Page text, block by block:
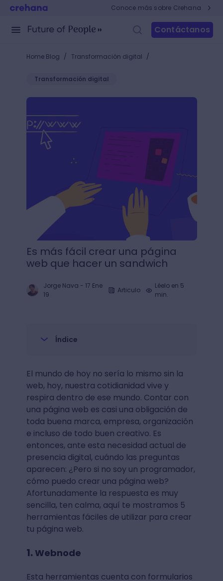
Conoce más sobre Crehana
Contáctanos
Home Blog / Transformación digital /
Transformación digital
Es más fácil crear una página web que hacer un
Es más fácil crear una página
web que hacer un sandwich
Jorge Nava - 17 Ene
19
Articulo
Léelo en 5
min.
Índice
El mundo de hoy no sería lo mismo sin la
web, hoy, nuestra cotidianidad vive y
respira dentro de ese mundo. Contar con
una página web es casi una obligación de
toda buena marca, empresa, organización
e incluso de todo buen creativo. Es
entonces, ante esta necesidad actual de
presencia digital, cuándo las preguntas
aparecen: ¿Pero si no soy un programador,
cómo puedo crear una página web?
Afortunadamente la respuesta es muy
sencilla, ten calma, aquí te mostramos 5
herramientas fáciles de utilizar para crear
tu página web.
1. Webnode
Esta herramientas cuenta con formularios